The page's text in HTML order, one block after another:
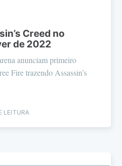
Creed no
de 2022
anunciam primeiro
Fire trazendo Assassin’s
LEITURA